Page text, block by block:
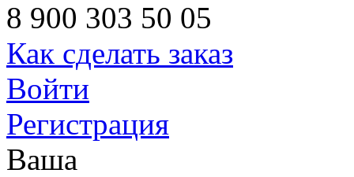
8 900 303 50 05
Как сделать заказ
Войти
Регистрация
Ваша